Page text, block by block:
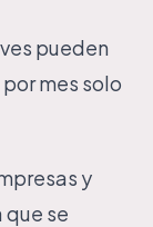
pueden
mes solo
y
que se